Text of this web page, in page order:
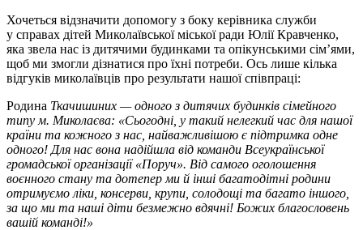
Хочеться відзначити допомогу з боку керівника служби
у справах дітей Миколаївської міської ради Юлії Кравченко,
яка звела нас із дитячими будинками та опікунськими сім’ями,
щоб ми змогли дізнатися про їхні потреби. Ось лише кілька
відгуків миколаївців про результати нашої співпраці:
Родина Ткачишиних — одного з дитячих будинків сімейного
типу м. Миколаєва: «Сьогодні, у такий нелегкий час для нашої
країни та кожного з нас, найважливішою є підтримка одне
одного! Для нас вона надійшла від команди Всеукраїнської
громадської організації «Поруч». Від самого оголошення
воєнного стану та дотепер ми й інші багатодітні родини
отримуємо ліки, консерви, крупи, солодощі та багато іншого,
за що ми та наші діти безмежно вдячні! Божих благословень
вашій команді!»